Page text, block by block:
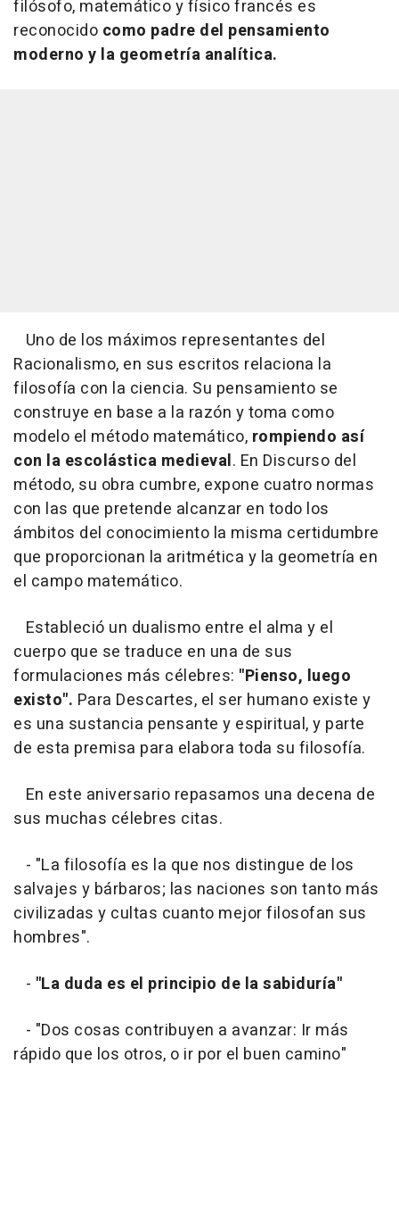
filósofo, matemático y físico francés es
reconocido como padre del pensamiento
moderno y la geometría analítica.
Uno de los máximos representantes del
Racionalismo, en sus escritos relaciona la
filosofía con la ciencia. Su pensamiento se
construye en base a la razón y toma como
modelo el método matemático, rompiendo así
con la escolástica medieval. En Discurso del
método, su obra cumbre, expone cuatro normas
con las que pretende alcanzar en todo los
ámbitos del conocimiento la misma certidumbre
que proporcionan la aritmética y la geometría en
el campo matemático.
Estableció un dualismo entre el alma y el
cuerpo que se traduce en una de sus
formulaciones más célebres: "Pienso, luego
existo". Para Descartes, el ser humano existe y
es una sustancia pensante y espiritual, y parte
de esta premisa para elabora toda su filosofía.
En este aniversario repasamos una decena de
sus muchas célebres citas.
- "La filosofía es la que nos distingue de los
salvajes y bárbaros; las naciones son tanto más
civilizadas y cultas cuanto mejor filosofan sus
hombres".
- "La duda es el principio de la sabiduría"
- "Dos cosas contribuyen a avanzar: Ir más
rápido que los otros, o ir por el buen camino"